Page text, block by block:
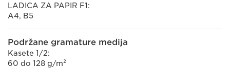
LADICA ZA PAPIR F1:
A4, B5
Podržane gramature medija
Kasete 1/2:
60 do 128 g/m²